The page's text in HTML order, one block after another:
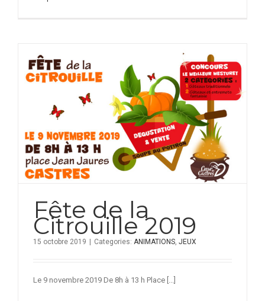
Fête de la
Citrouille 2019
15 octobre 2019 Categories: ANIMATIONS, JEUX
Le 9 novembre 2019 De 8h à 13 h Place [...]